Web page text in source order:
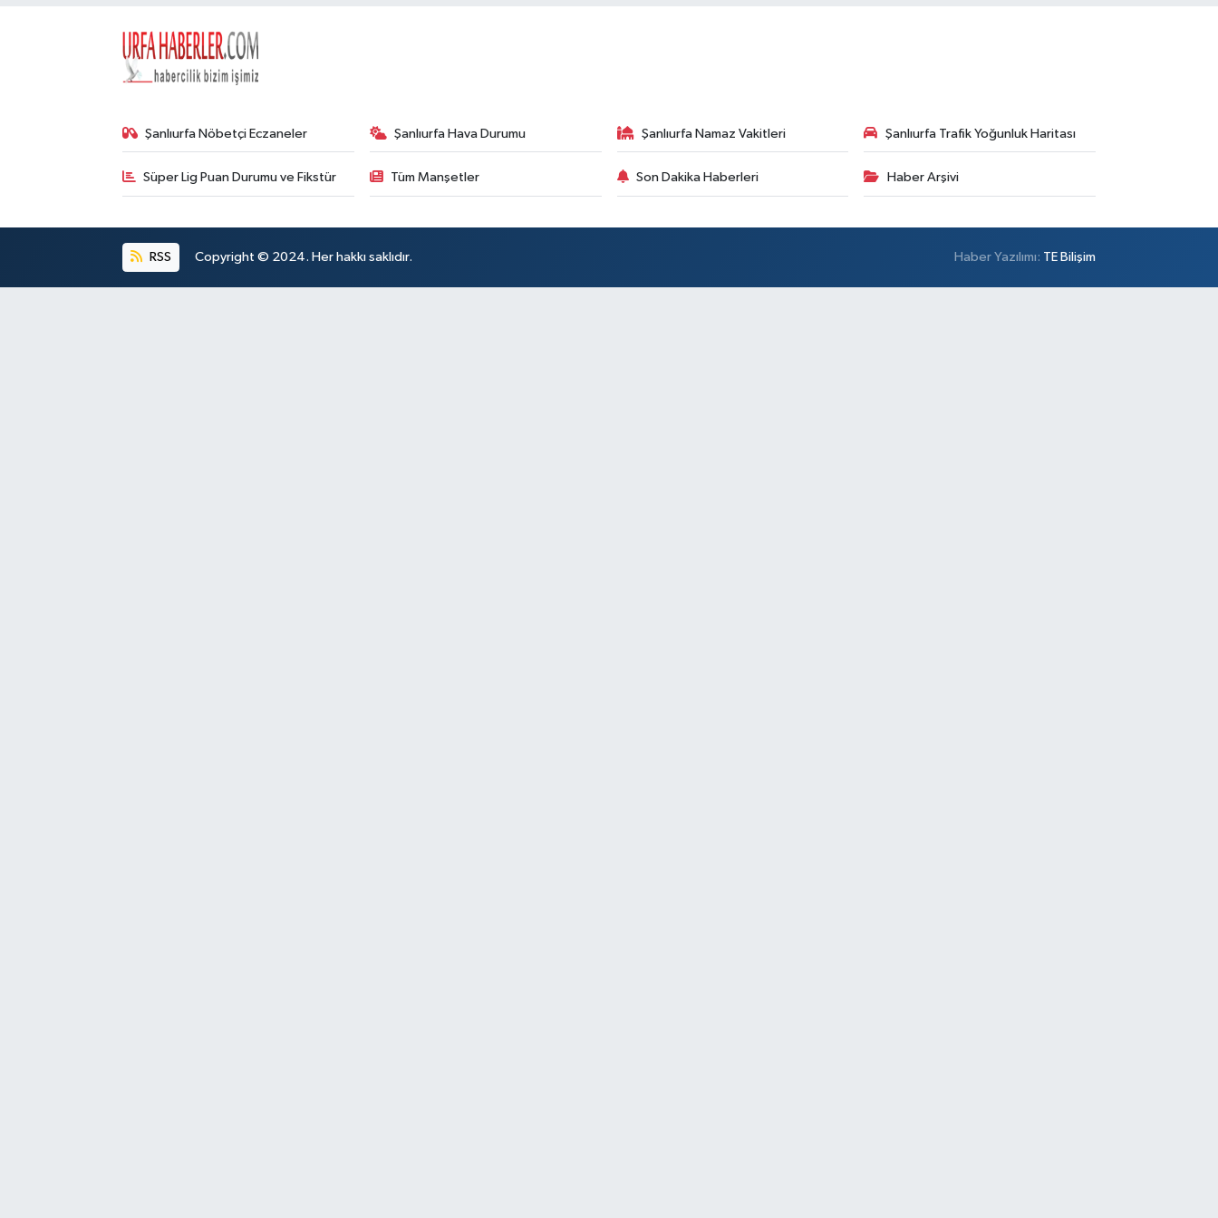
Şanlıurfa Nöbetçi Eczaneler Şanlıurfa Hava Durumu Şanlıurfa Namaz Vakitleri Şanlıurfa Trafik Yoğunluk Haritası
Süper Lig Puan Durumu ve Fikstür Tüm Manşetler Son Dakika Haberleri Haber Arşivi
RSS Copyright © 2024. Her hakkı saklıdır. Haber Yazılımı: TE Bilişim